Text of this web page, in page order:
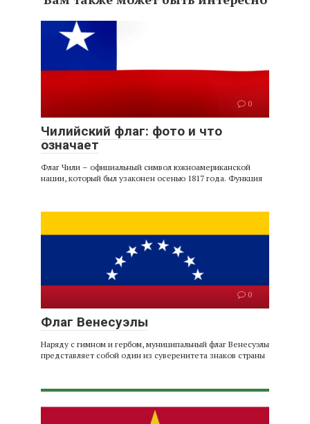
0
Чилийский флаг: фото и что
означает
Флаг Чили – официальный символ южноамериканской
нации, который был узаконен осенью 1817 года. Функция
0
Флаг Венесуэлы
Наряду с гимном и гербом, муниципальный флаг Венесуэлы
представляет собой один из суверенитета знаков страны